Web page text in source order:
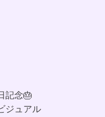
記念🎂
ジュアル